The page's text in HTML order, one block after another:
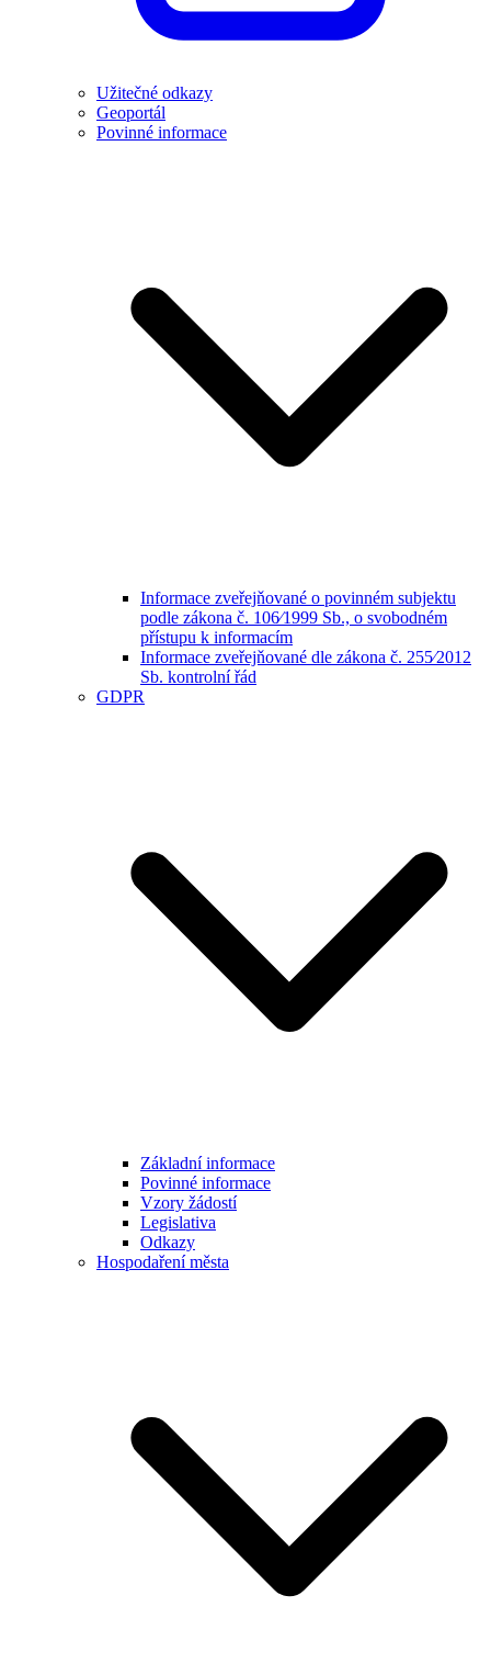
Užitečné odkazy
Geoportál
Povinné informace
Informace zveřejňované o povinném subjektu
podle zákona č. 106⁄1999 Sb., o svobodném
přístupu k informacím
Informace zveřejňované dle zákona č. 255⁄2012
Sb. kontrolní řád
GDPR
Základní informace
Povinné informace
Vzory žádostí
Legislativa
Odkazy
Hospodaření města